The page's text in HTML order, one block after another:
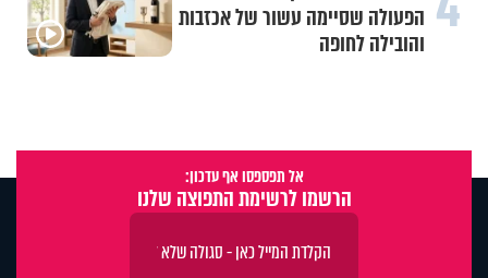
הפעולה שסיימה עשור של אכזבות
והובילה לחופה
אל תפספסו אף עדכון:
הרשמו לרשימת התפוצה שלנו